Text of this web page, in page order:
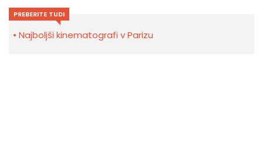
PREBERITE TUDI
Najboljši kinematografi v Parizu